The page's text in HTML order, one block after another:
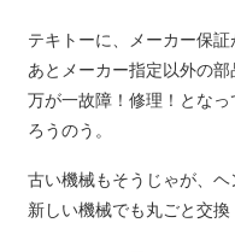
テキトーに、メーカー保証
あとメーカー指定以外の部
万が一故障！修理！とな
ろうのう。
古い機械もそうじゃが、ヘ
新しい機械でも丸ごと交換